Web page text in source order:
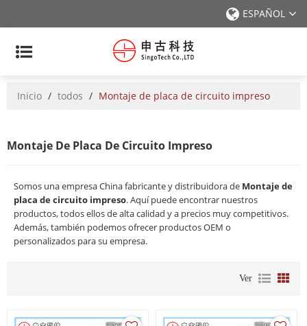
ESPAÑOL
Inicio / todos / Montaje de placa de circuito impreso
Montaje De Placa De Circuito Impreso
Somos una empresa China fabricante y distribuidora de Montaje de
placa de circuito impreso. Aquí puede encontrar nuestros
productos, todos ellos de alta calidad y a precios muy competitivos.
Además, también podemos ofrecer productos OEM o
personalizados para su empresa.
Ver